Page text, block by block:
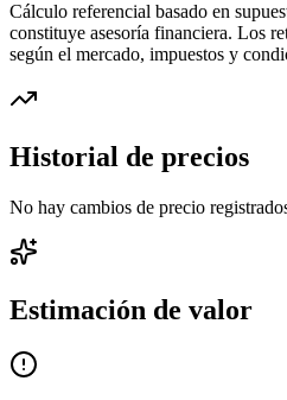
Cálculo referencial basado en
constituye asesoría financiera. Los
según el mercado, impuestos y
Historial de precios
No hay cambios de precio
Estimación de valor